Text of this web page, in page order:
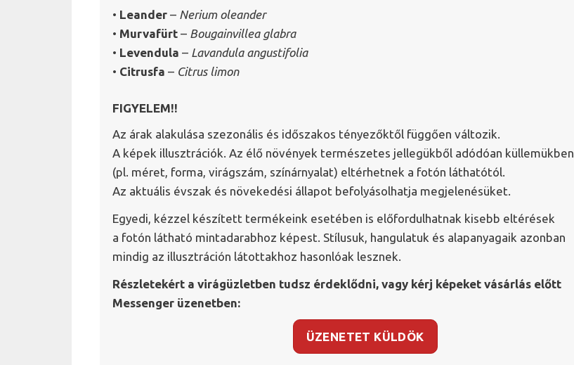
• Leander – Nerium oleander
• Murvafürt – Bougainvillea glabra
• Levendula – Lavandula angustifolia
• Citrusfa – Citrus limon
FIGYELEM!!
Az árak alakulása szezonális és időszakos tényezőktől függően változik.
A képek illusztrációk. Az élő növények természetes jellegükből adódóan küllemükben
(pl. méret, forma, virágszám, színárnyalat) eltérhetnek a fotón láthatótól.
Az aktuális évszak és növekedési állapot befolyásolhatja megjelenésüket.
Egyedi, kézzel készített termékeink esetében is előfordulhatnak kisebb eltérések
a fotón látható mintadarabhoz képest. Stílusuk, hangulatuk és alapanyagaik azonban
mindig az illusztráción látottakhoz hasonlóak lesznek.
Részletekért a virágüzletben tudsz érdeklődni, vagy kérj képeket vásárlás előtt
Messenger üzenetben:
ÜZENETET KÜLDÖK